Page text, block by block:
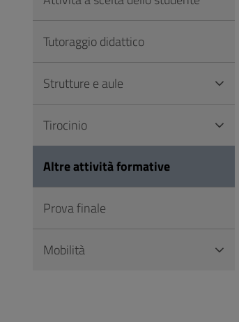
FooterTutoraggio didattico
Strutture e aule
Tirocinio
Altre attività formative
Prova finale
Mobilità